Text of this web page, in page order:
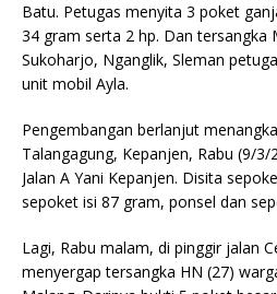
Batu. Petugas menyita 3 poket
34 gram serta 2 hp. Dan tersangka
Sukoharjo, Nganglik, Sleman
unit mobil Ayla.
Pengembangan berlanjut
Talangagung, Kepanjen, Rabu (9/3/
Jalan A Yani Kepanjen. Disita
sepoket isi 87 gram, ponsel dan
Lagi, Rabu malam, di pinggir jalan
menyergap tersangka HN (27)